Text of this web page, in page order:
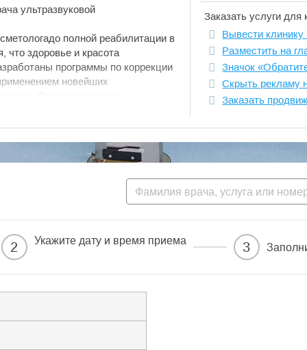
Заказать услуги для
Вывести клинику
Разместить на
Значок
Скрыть рекламу
Заказать
ультразвуковой
полной реабилитации в
что здоровье и красота
программы по коррекции
новейших
и кандидаты медицинских
предусмотрены различные
прилагаем максимум усилий,
оказания медицинской
2 Укажите дату и время приема 3